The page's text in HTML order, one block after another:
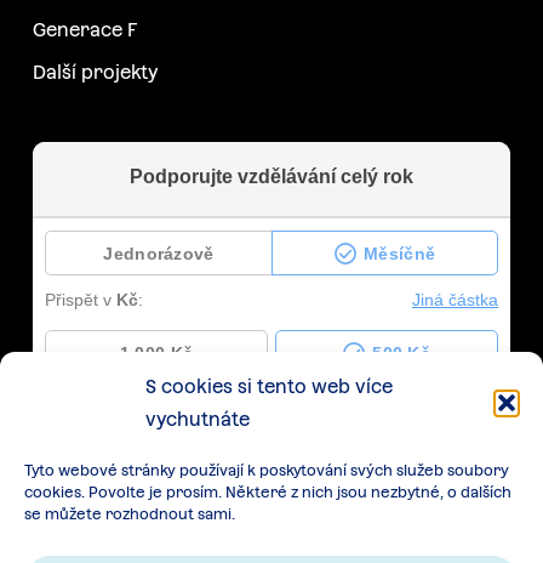
S cookies si tento web více
vychutnáte
Tyto webové stránky používají k poskytování svých služeb soubory
cookies. Povolte je prosím. Některé z nich jsou nezbytné, o dalších
se můžete rozhodnout sami.
Generace F
Další projekty